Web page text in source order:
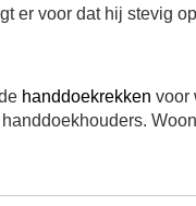
er voor dat hij stevig
handdoekrekken voor